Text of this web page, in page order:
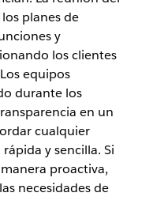
planes de
y
los clientes
equipos
durante los
en un
cualquier
y sencilla. Si
proactiva,
necesidades de